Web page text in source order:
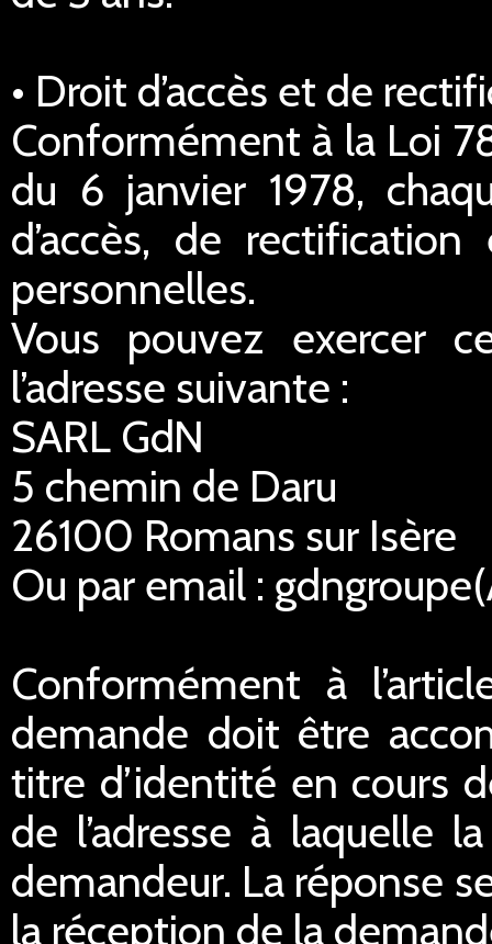
• Droit d’accès et de
Conformément à la Loi
du 6 janvier 1978,
d’accès, de
personnelles.
Vous pouvez exercer
l’adresse suivante :
SARL GdN
5 chemin de Daru
26100 Romans sur Isère
Ou par email :
Conformément à
demande doit être
titre d’identité en cours
de l’adresse à laquelle
demandeur. La réponse
la réception de la